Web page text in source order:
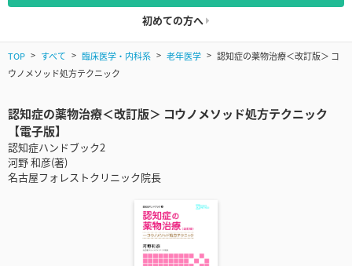
初めての方へ
TOP すべて 臨床医学・内科系 老年医学
認知症の薬物治療＜改訂版＞ コ
ウノメソッド処方テクニック
認知症の薬物治療＜改訂版＞ コウノメソッド処方テクニック
【電子版】
認知症ハンドブック2
河野 和彦(著)
名古屋フォレストクリニック院長